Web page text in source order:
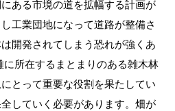
ある市境の道を拡幅する計画が
工業団地になって道路が整備さ
開発されてしまう恐れが強くあ
に所在するまとまりのある雑木林
とって重要な役割を果たしてい
していく必要があります。畑が